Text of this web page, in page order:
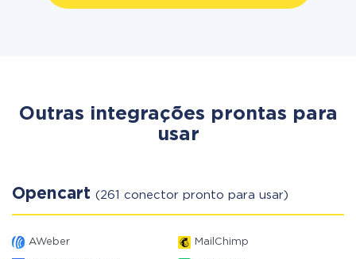
Outras integrações prontas para
usar
Opencart (261 conector pronto para usar)
AWeber MailChimp